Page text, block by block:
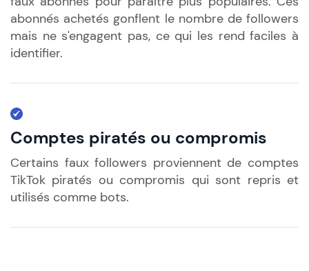
abonnés achetés gonflent le nombre de followers
mais ne s'engagent pas, ce qui les rend faciles à
identifier.
Comptes piratés ou compromis
Certains faux followers proviennent de comptes
TikTok piratés ou compromis qui sont repris et
utilisés comme bots.